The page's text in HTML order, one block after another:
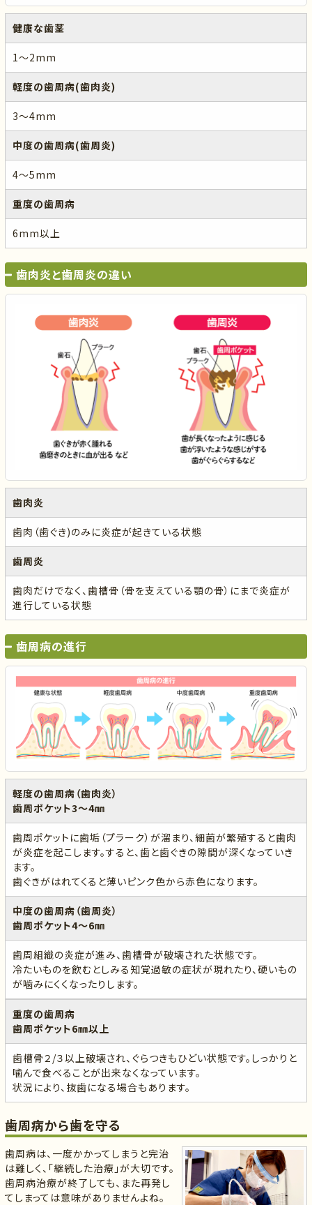
健康な歯茎
1～2mm
軽度の歯周病(歯肉炎)
3～4mm
中度の歯周病(歯周炎)
4～5mm
重度の歯周病
6mm以上
歯肉炎と歯周炎の違い
歯肉炎
歯肉（歯ぐき)のみに炎症が起きている状態
歯周炎
歯肉だけでなく、歯槽骨（骨を支えている顎の骨）にまで炎症が
進行している状態
歯周病の進行
軽度の歯周病（歯肉炎）
歯周ポケット3～4㎜
歯周ポケットに歯垢（プラーク）が溜まり、細菌が繁殖すると歯肉
が炎症を起こします。すると、歯と歯ぐきの隙間が深くなっていき
ます。
歯ぐきがはれてくると薄いピンク色から赤色になります。
中度の歯周病（歯周炎）
歯周ポケット4～6㎜
歯周組織の炎症が進み、歯槽骨が破壊された状態です。
冷たいものを飲むとしみる知覚過敏の症状が現れたり、硬いもの
が噛みにくくなったりします。
重度の歯周病
歯周ポケット6㎜以上
歯槽骨２/３以上破壊され、ぐらつきもひどい状態です。しっかりと
噛んで食べることが出来なくなっています。
状況により、抜歯になる場合もあります。
歯周病から歯を守る
歯周病は、一度かかってしまうと完治
は難しく、「継続した治療」が大切です。
歯周病治療が終了しても、また再発し
てしまっては意味がありませんよね。